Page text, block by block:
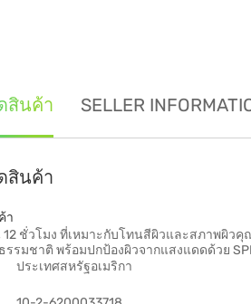
สินค้า SELLER
สินค้า
า
ชั่วโมง ที่เหมาะกับโทนสีผิวและสภาพผิว
รรมชาติ พร้อมปกป้องผิวจากแสงแดดด้วย
ประเทศสหรัฐอเมริกา